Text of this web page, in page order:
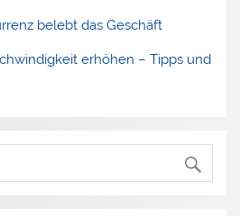
belebt das Geschäft
erhöhen – Tipps und